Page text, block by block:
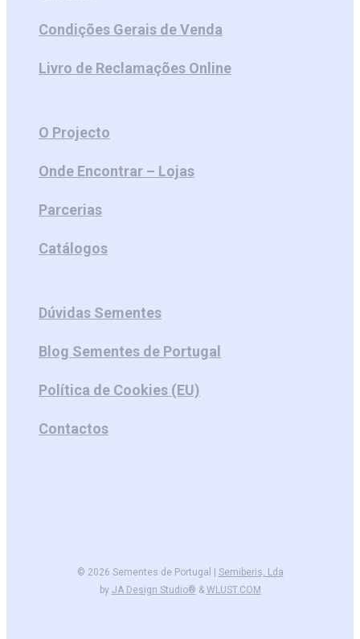
Condições Gerais de Venda
Livro de Reclamações Online
O Projecto
Onde Encontrar – Lojas
Parcerias
Catálogos
Dúvidas Sementes
Blog Sementes de Portugal
Política de Cookies (EU)
Contactos
© 2026 Sementes de Portugal | Semiberis, Lda
by JA Design Studio® & WLUST.COM